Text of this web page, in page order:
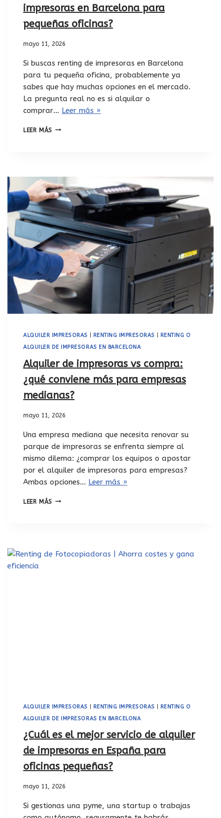
impresoras en Barcelona para
pequeñas oficinas?
mayo 11, 2026
Si buscas renting de impresoras en Barcelona
para tu pequeña oficina, probablemente ya
sabes que hay muchas opciones en el mercado.
La pregunta real no es si alquilar o
comprar… Leer más »
LEER MÁS
ALQUILER IMPRESORAS RENTING IMPRESORAS
RENTING O
ALQUILER DE IMPRESORAS EN BARCELONA
Alquiler de impresoras vs compra:
¿qué conviene más para empresas
medianas?
mayo 11, 2026
Una empresa mediana que necesita renovar su
parque de impresoras se enfrenta siempre al
mismo dilema: ¿comprar los equipos o apostar
por el alquiler de impresoras para empresas?
Ambas opciones… Leer más »
LEER MÁS
ALQUILER IMPRESORAS RENTING IMPRESORAS
RENTING O
ALQUILER DE IMPRESORAS EN BARCELONA
¿Cuál es el mejor servicio de alquiler
de impresoras en España para
oficinas pequeñas?
mayo 11, 2026
Si gestionas una pyme, una startup o trabajas